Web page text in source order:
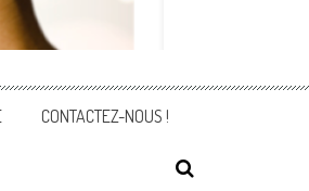
CONTACTEZ-NOUS !